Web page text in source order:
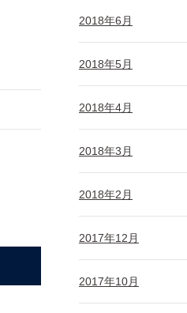
2018年6月
2018年5月
2018年4月
2018年3月
2018年2月
2017年12月
2017年10月